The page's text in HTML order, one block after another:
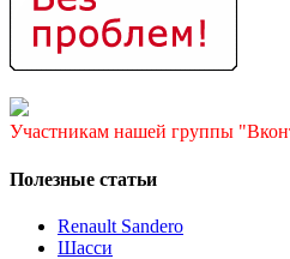
Участникам нашей группы
Полезные статьи
Renault Sandero
Шасси